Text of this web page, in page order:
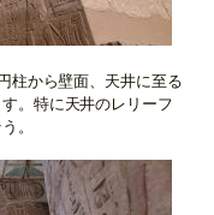
柱から壁面、天井に至る
。特に天井のレリーフ
。